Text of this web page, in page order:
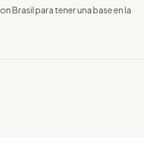
Brasil para tener una base en la